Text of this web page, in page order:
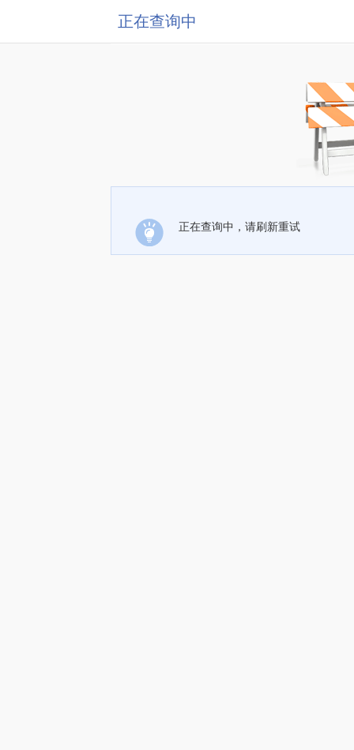
正在查询中
正在查询中，请刷新重试